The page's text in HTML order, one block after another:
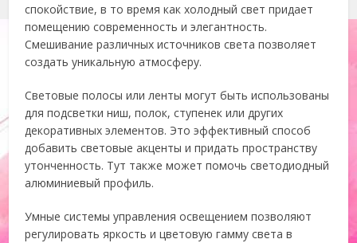
спокойствие, в то время как холодный свет придает
помещению современность и элегантность.
Смешивание различных источников света позволяет
создать уникальную атмосферу.
Световые полосы или ленты могут быть использованы
для подсветки ниш, полок, ступенек или других
декоративных элементов. Это эффективный способ
добавить световые акценты и придать пространству
утонченность. Тут также может помочь светодиодный
алюминиевый профиль.
Умные системы управления освещением позволяют
регулировать яркость и цветовую гамму света в